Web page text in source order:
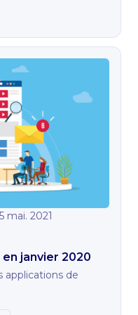
mai. 2021
janvier 2020
applications de